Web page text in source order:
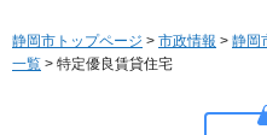
静岡市トップページ > 市政情報 > 静岡
一覧 > 特定優良賃貸住宅